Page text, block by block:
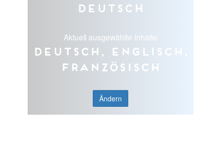
Deutsch
Aktuell ausgewählte Inhalte
Deutsch, Englisch,
Französisch
Ändern